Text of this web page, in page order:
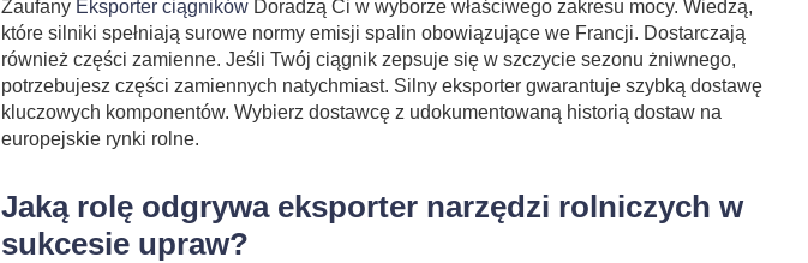
Zaufany Eksporter ciągników Doradzą Ci w wyborze właściwego zakresu mocy. Wiedzą,
które silniki spełniają surowe normy emisji spalin obowiązujące we Francji. Dostarczają
również części zamienne. Jeśli Twój ciągnik zepsuje się w szczycie sezonu żniwnego,
potrzebujesz części zamiennych natychmiast. Silny eksporter gwarantuje szybką dostawę
kluczowych komponentów. Wybierz dostawcę z udokumentowaną historią dostaw na
europejskie rynki rolne.
Jaką rolę odgrywa eksporter narzędzi rolniczych w
sukcesie upraw?